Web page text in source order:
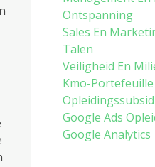
Ontspanning
Sales En
Talen
Veiligheid En
Kmo-Portefeuille
Google Ads
Google Analytics